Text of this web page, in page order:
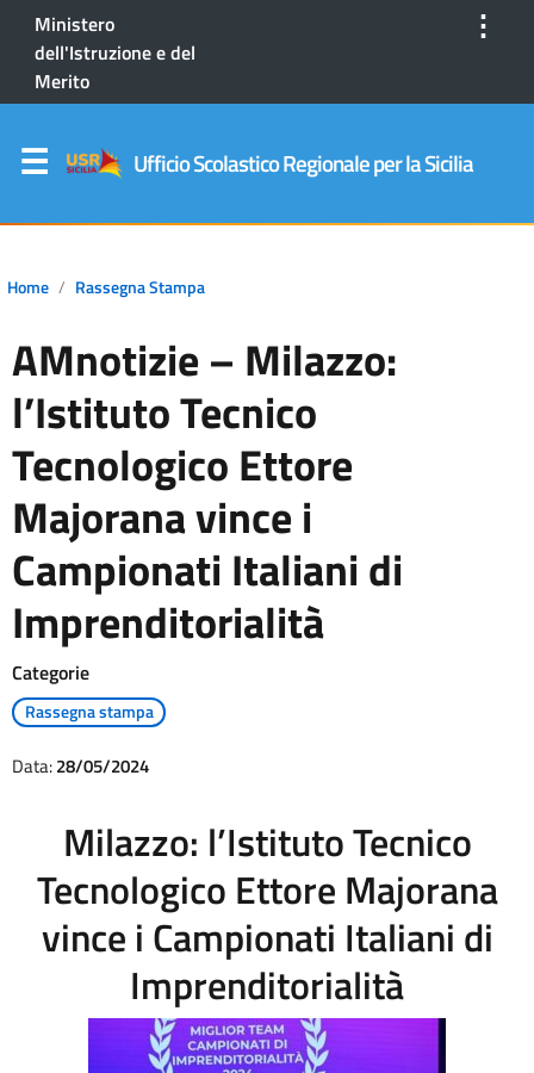
Ministero
dell'Istruzione e del
Merito
⋮
Ufficio Scolastico Regionale per la Sicilia
Home Rassegna Stampa
AMnotizie – Milazzo:
l’Istituto Tecnico
Tecnologico Ettore
Majorana vince i
Campionati Italiani di
Imprenditorialità
Categorie
Rassegna stampa
Data:28/05/2024
Milazzo: l’Istituto Tecnico
Tecnologico Ettore Majorana
vince i Campionati Italiani di
Imprenditorialità